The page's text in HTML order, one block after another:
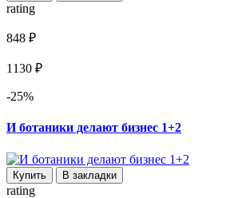
rating
848 ₽
1130 ₽
-25%
И ботаники делают бизнес 1+2
Купить В закладки
rating